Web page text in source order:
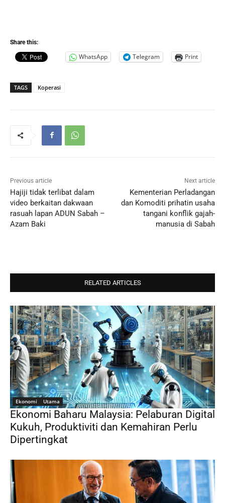
Share this:
WhatsApp Telegram Print
TAGS Koperasi
Previous article
Hajiji tidak terlibat dalam
video berkaitan dakwaan
rasuah lapan ADUN Sabah –
Azam Baki
Next article
Kementerian Perladangan
dan Komoditi​​​​​​​ prihatin usaha
tangani konflik gajah-
manusia di Sabah
RELATED ARTICLES
Ekonomi Utama
Ekonomi Baharu Malaysia: Pelaburan Digital
Kukuh, Produktiviti dan Kemahiran Perlu
Dipertingkat